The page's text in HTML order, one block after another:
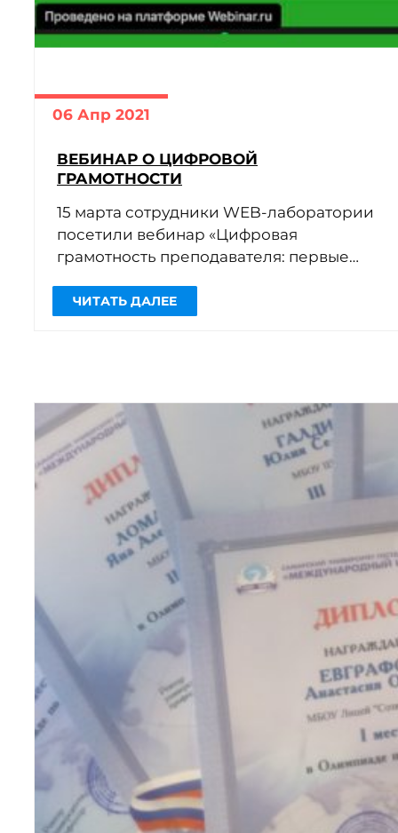
06 Апр 2021
ВЕБИНАР О ЦИФРОВОЙ
ГРАМОТНОСТИ
15 марта сотрудники WEB-лаборатории
посетили вебинар «Цифровая
грамотность преподавателя: первые
Юрайт). Опыт тотального дистанта не